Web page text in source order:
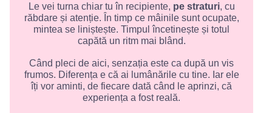
Le vei turna chiar tu în recipiente, pe straturi, cu
răbdare și atenție. În timp ce mâinile sunt ocupate,
mintea se liniștește. Timpul încetinește și totul
capătă un ritm mai blând.
Când pleci de aici, senzația este ca după un vis
frumos. Diferența e că ai lumânările cu tine. Iar ele
îți vor aminti, de fiecare dată când le aprinzi, că
experiența a fost reală.